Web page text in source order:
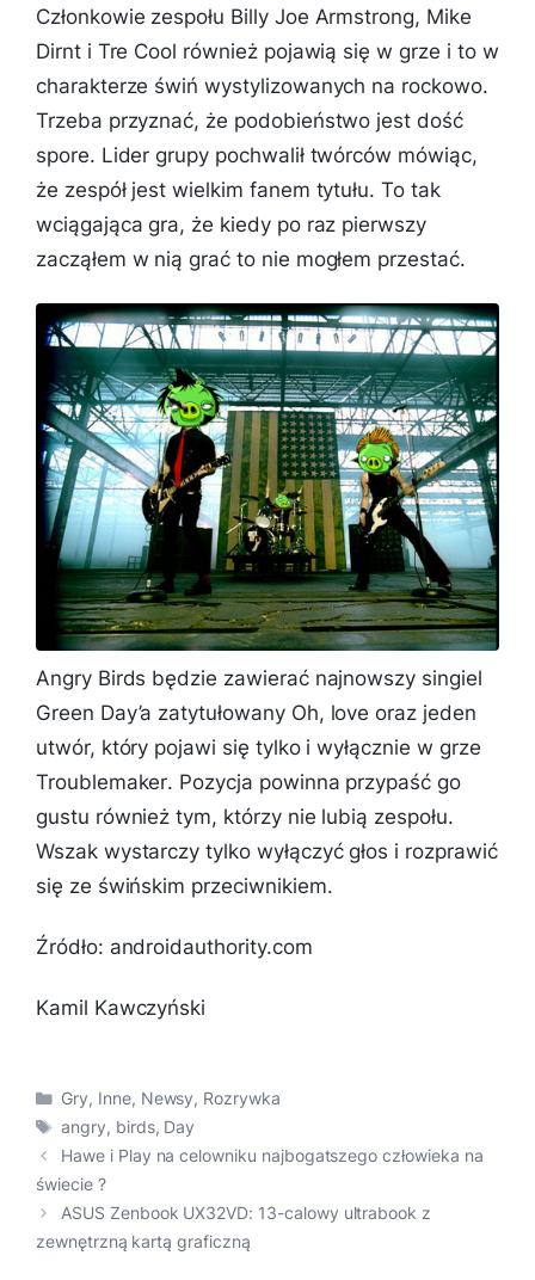
Członkowie zespołu Billy Joe Armstrong, Mike
Dirnt i Tre Cool również pojawią się w grze i to w
charakterze świń wystylizowanych na rockowo.
Trzeba przyznać, że podobieństwo jest dość
spore. Lider grupy pochwalił twórców mówiąc,
że zespół jest wielkim fanem tytułu.To tak
wciągająca gra, że kiedy po raz pierwszy
zacząłem w nią grać to nie mogłem przestać.
Angry Birds będzie zawierać najnowszy singiel
Green Day’a zatytułowany Oh, love oraz jeden
utwór, który pojawi się tylko i wyłącznie w grze
Troublemaker. Pozycja powinna przypaść go
gustu również tym, którzy nie lubią zespołu.
Wszak wystarczy tylko wyłączyć głos i rozprawić
się ze świńskim przeciwnikiem.
Źródło: androidauthority.com
Kamil Kawczyński
Kategorie
Gry, Inne, Newsy, Rozrywka
Tagi
angry, birds, Day
Hawe i Play na celowniku najbogatszego człowieka na
świecie ?
ASUS Zenbook UX32VD: 13-calowy ultrabook z
zewnętrzną kartą graficzną